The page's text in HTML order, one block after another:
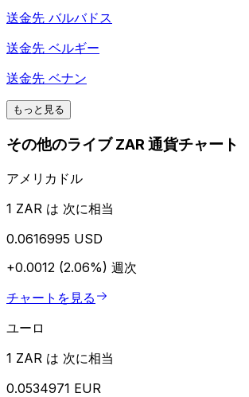
送金先 バルバドス
送金先 ベルギー
送金先 ベナン
もっと見る
その他のライブ ZAR 通貨チャート
アメリカドル
1 ZAR は 次に相当
0.0616995 USD
+0.0012 (2.06%) 週次
チャートを見る
ユーロ
1 ZAR は 次に相当
0.0534971 EUR